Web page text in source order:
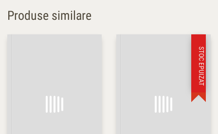
Produse similare
STOC EPUIZAT